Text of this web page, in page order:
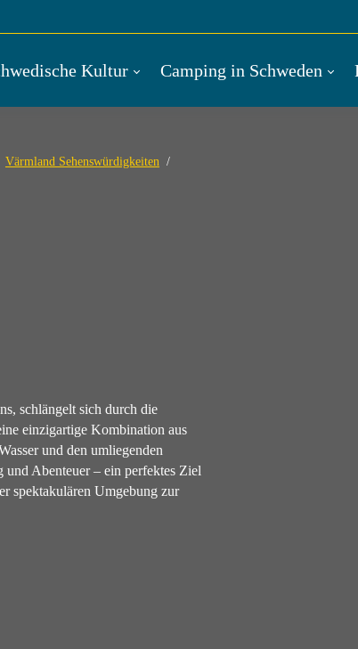
Kultur Camping in Schweden
Värmland Sehenswürdigkeiten
schlängelt sich durch die
einzigartige Kombination aus
und den umliegenden
Abenteuer – ein perfektes Ziel
spektakulären Umgebung zur